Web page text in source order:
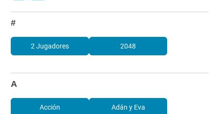
#
2 Jugadores 2048
A
Acción Adán y Eva